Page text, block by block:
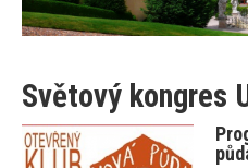
Světový kongres